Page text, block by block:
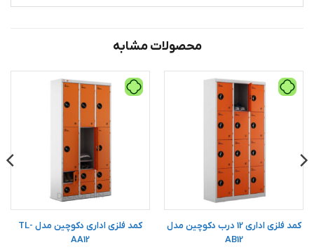
محصولات مشابه
کمد فلزی اداری 12 درب دکوچین مدل
AB12
کمد فلزی اداری دکوچین مدل TL-
AA12